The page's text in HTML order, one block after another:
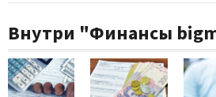
Внутри "Финансы